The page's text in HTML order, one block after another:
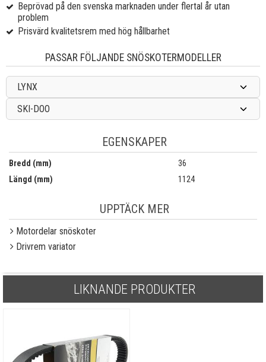
Beprövad på den svenska marknaden under flertal år utan
problem
Prisvärd kvalitetsrem med hög hållbarhet
PASSAR FÖLJANDE SNÖSKOTERMODELLER
LYNX
SKI-DOO
EGENSKAPER
Bredd (mm)
36
Längd (mm)
1124
UPPTÄCK MER
Motordelar snöskoter
Drivrem variator
LIKNANDE PRODUKTER